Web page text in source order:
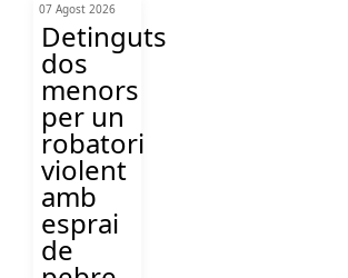
07 Agost 2026
Detinguts
dos
menors
per un
robatori
violent
amb
esprai
de